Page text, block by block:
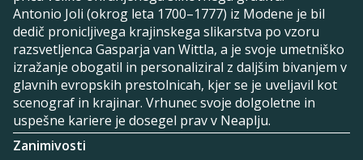
Antonio Joli (okrog leta 1700–1777) iz Modene je bil
dedič pronicljivega krajinskega slikarstva po vzoru
razsvetljenca Gasparja van Wittla, a je svoje umetniško
izražanje obogatil in personaliziral z daljšim bivanjem v
glavnih evropskih prestolnicah, kjer se je uveljavil kot
scenograf in krajinar. Vrhunec svoje dolgoletne in
uspešne kariere je dosegel prav v Neaplju.
Zanimivosti